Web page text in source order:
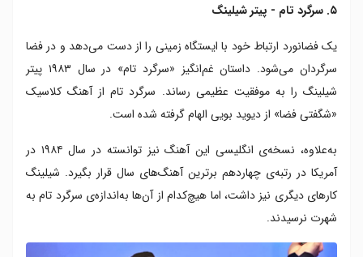
۵. سرگرد تام - پیتر شیلینگ
یک فضانورد ارتباط خود با ایستگاه زمینی را از دست می‌دهد و در فضا
سرگردان می‌شود. داستان غم‌انگیز «سرگرد تام» در سال ۱۹۸۳ پیتر
شیلینگ را به موفقیت عظیمی رساند. سرگرد تام از آهنگ کلاسیک
«شگفتی فضا» از دیوید بویی الهام گرفته شده است.
به‌علاوه، نسخه‌ی انگلیسی این آهنگ نیز توانسته در سال ۱۹۸۴ در
آمریکا در رتبه‌ی چهاردهم برترین آهنگ‌های سال قرار بگیرد. شیلینگ
کارهای دیگری نیز داشت، اما هیچ‌کدام از آن‌ها به‌اندازه‌ی سرگرد تام به
شهرت نرسیدند.